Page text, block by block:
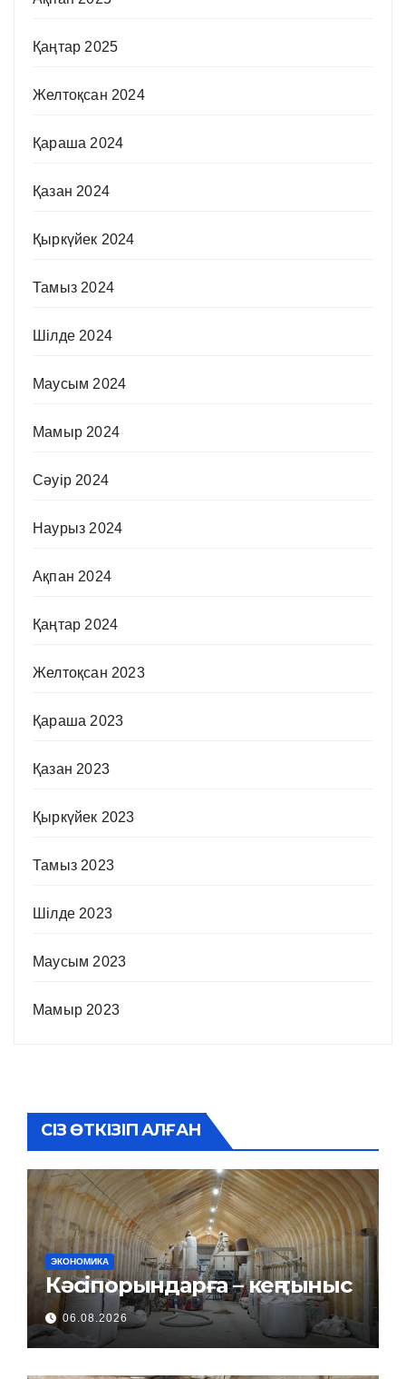
Қаңтар 2025
Желтоқсан 2024
Қараша 2024
Қазан 2024
Қыркүйек 2024
Тамыз 2024
Шілде 2024
Маусым 2024
Мамыр 2024
Сәуір 2024
Наурыз 2024
Ақпан 2024
Қаңтар 2024
Желтоқсан 2023
Қараша 2023
Қазан 2023
Қыркүйек 2023
Тамыз 2023
Шілде 2023
Маусым 2023
Мамыр 2023
СІЗ ӨТКІЗІП АЛҒАН
ЭКОНОМИКА
Кәсіпорындарға – кең тыныс
06.08.2026